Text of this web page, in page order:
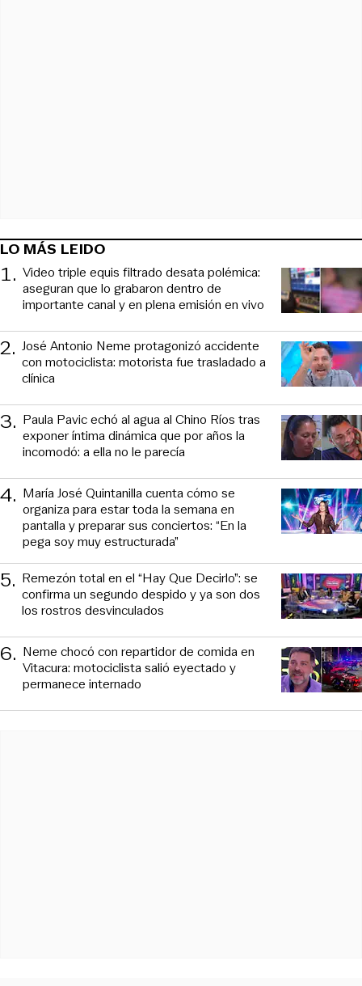
LO MÁS LEIDO
1. Video triple equis filtrado desata polémica:
aseguran que lo grabaron dentro de
importante canal y en plena emisión en vivo
2. José Antonio Neme protagonizó accidente
con motociclista: motorista fue trasladado a
clínica
3. Paula Pavic echó al agua al Chino Ríos tras
exponer íntima dinámica que por años la
incomodó: a ella no le parecía
4. María José Quintanilla cuenta cómo se
organiza para estar toda la semana en
pantalla y preparar sus conciertos: “En la
pega soy muy estructurada”
5. Remezón total en el “Hay Que Decirlo”: se
confirma un segundo despido y ya son dos
los rostros desvinculados
6. Neme chocó con repartidor de comida en
Vitacura: motociclista salió eyectado y
permanece internado